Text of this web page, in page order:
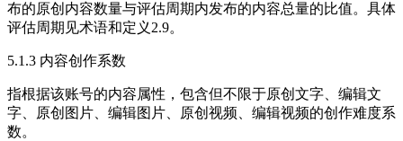
布的原创内容数量与评估周期内发布的内容总量的比值。具体
评估周期见术语和定义2.9。
5.1.3 内容创作系数
指根据该账号的内容属性，包含但不限于原创文字、编辑文
字、原创图片、编辑图片、原创视频、编辑视频的创作难度系
数。